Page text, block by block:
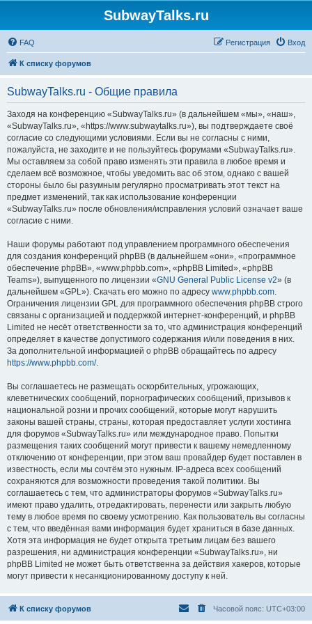
SubwayTalks.ru
FAQ Вход
Регистрация
К списку форумов
SubwayTalks.ru - Общие правила
Заходя на конференцию «SubwayTalks.ru» (в дальнейшем «мы», «наш»,
«SubwayTalks.ru», «https://www.subwaytalks.ru»), вы подтверждаете своё
согласие со следующими условиями. Если вы не согласны с ними,
пожалуйста, не заходите и не пользуйтесь форумами «SubwayTalks.ru».
Мы оставляем за собой право изменять эти правила в любое время и
сделаем всё возможное, чтобы уведомить вас об этом, однако с вашей
стороны было бы разумным регулярно просматривать этот текст на
предмет изменений, так как использование конференции
«SubwayTalks.ru» после обновления/исправления условий означает ваше
согласие с ними.
Наши форумы работают под управлением программного обеспечения
для создания конференций phpBB (в дальнейшем «они», «программное
обеспечение phpBB», «www.phpbb.com», «phpBB Limited», «phpBB
Teams»), выпущенного по лицензии «GNU General Public License v2» (в
дальнейшем «GPL»). Скачать его можно по адресу www.phpbb.com.
Ограничения лицензии GPL для программного обеспечения phpBB строго
связаны с организацией и поддержкой интернет-конференций, и phpBB
Limited не несёт ответственности за то, что администрация конференций
определяет в качестве допустимого содержания и/или поведения в них.
За дополнительной информацией о phpBB обращайтесь по адресу
https://www.phpbb.com/.
Вы соглашаетесь не размещать оскорбительных, угрожающих,
клеветнических сообщений, порнографических сообщений, призывов к
национальной розни и прочих сообщений, которые могут нарушить
законы вашей страны, страны, которая предоставляет услуги хостинга
для форумов «SubwayTalks.ru» или международное право. Попытки
размещения таких сообщений могут привести к вашему немедленному
отключению от конференции, при этом ваш провайдер будет поставлен в
известность, если мы сочтём это нужным. IP-адреса всех сообщений
сохраняются для возможности проведения такой политики. Вы
соглашаетесь с тем, что администраторы форумов «SubwayTalks.ru»
имеют право удалить, отредактировать, перенести или закрыть любую
тему в любое время по своему усмотрению. Как пользователь вы согласны
с тем, что введённая вами информация будет храниться в базе данных.
Хотя эта информация не будет открыта третьим лицам без вашего
разрешения, ни администрация конференции «SubwayTalks.ru», ни
phpBB Limited не может быть ответственна за действия хакеров, которые
могут привести к несанкционированному доступу к ней.
К списку форумов Часовой пояс: UTC+03:00